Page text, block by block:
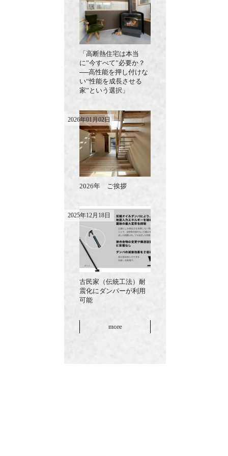
「高断熱住宅は本当
に”今すべて”必要か？
──高性能を押し付けな
い“性能を成長させる
家”という選択」
2026年01月02日
2026年 ご挨拶
2025年12月18日
古民家（伝統工法）耐
震化にダンパーが利用
可能
more